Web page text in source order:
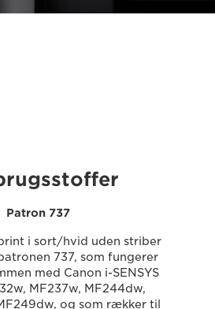
Patron 737
i sort/hvid uden striber
737, som fungerer
med Canon i-SENSYS
MF237w, MF244dw,
og som rækker til